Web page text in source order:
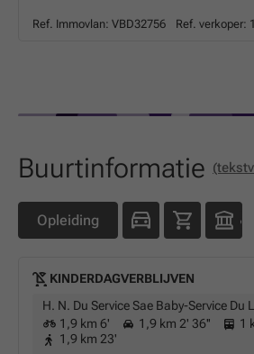
Ref. Immovlan: VBD32756 Ref. verkoper:
Buurtinformatie
Opleiding
KINDERDAGVERBLIJVEN
H. N. Du Service Sae Baby-Service Du
1,9 km 6'
1,9 km 2' 36''
1
1,9 km 23'